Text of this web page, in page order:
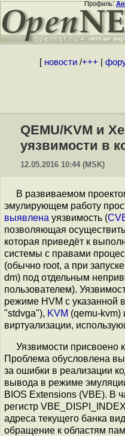
Профиль:
[ новости/+++
QEMU/KVM и
уязвимости в
12.05.2016 10:44 (MSK)
В развиваемом
эмулирующем работу
выявлена уязвимость (
позволяющая
которая приведёт к
системы с правами
(обычно root, а при
dm) под отдельным
пользователем).
режиме HVM c указанной
"stdvga"), KVM (qemu-kvm)
виртуализации,
Уязвимости присвоено
Проблема обусловлена
за ошибки в реализации
вывода в режиме
BIOS Extensions (VBE). В
регистр
адреса текущего банка
обращение к областям